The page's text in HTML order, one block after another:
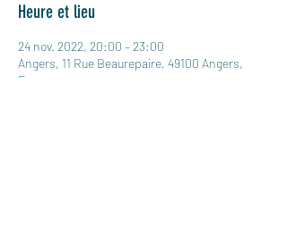
Heure et lieu
24 nov. 2022, 20:00 – 23:00
Angers, 11 Rue Beaurepaire, 49100 Angers,
France